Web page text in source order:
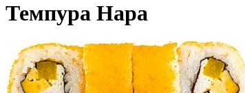
Темпура Нара